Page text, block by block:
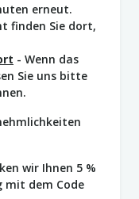
erneut.
finden Sie dort,
- Wenn das
Sie uns bitte
wir Ihnen 5 %
mit dem Code